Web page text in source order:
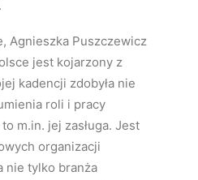
Agnieszka Puszczewicz
jest kojarzony z
kadencji zdobyła nie
roli i pracy
m.in. jej zasługa. Jest
organizacji
nie tylko branża